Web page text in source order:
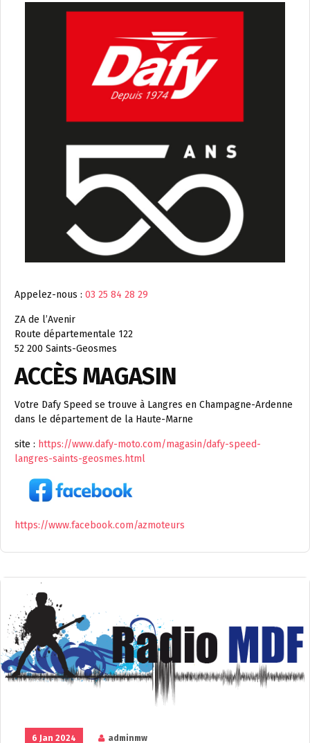
Appelez-nous : 03 25 84 28 29
ZA de l’Avenir
Route départementale 122
52 200 Saints-Geosmes
ACCÈS MAGASIN
Votre Dafy Speed se trouve à Langres en Champagne-Ardenne
dans le département de la Haute-Marne
site : https://www.dafy-moto.com/magasin/dafy-speed-
langres-saints-geosmes.html
https://www.facebook.com/azmoteurs
6 Jan 2024
adminmw